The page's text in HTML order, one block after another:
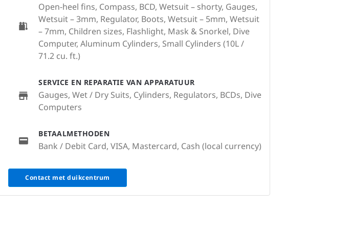
Open-heel fins, Compass, BCD, Wetsuit – shorty, Gauges,
Wetsuit – 3mm, Regulator, Boots, Wetsuit – 5mm, Wetsuit
– 7mm, Children sizes, Flashlight, Mask & Snorkel, Dive
Computer, Aluminum Cylinders, Small Cylinders (10L /
71.2 cu. ft.)
SERVICE EN REPARATIE VAN APPARATUUR
Gauges, Wet / Dry Suits, Cylinders, Regulators, BCDs, Dive
Computers
BETAALMETHODEN
Bank / Debit Card, VISA, Mastercard, Cash (local currency)
Contact met duikcentrum